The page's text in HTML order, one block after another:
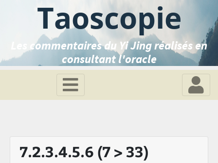
Taoscopie
Les commentaires du Yi Jing réalisés en
consultant l'oracle
7.2.3.4.5.6 (7 > 33)